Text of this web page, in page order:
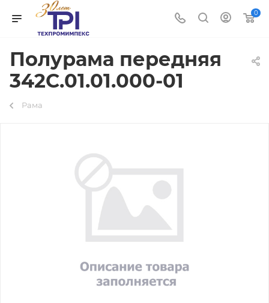
0
Полурама передняя
342С.01.01.000-01
Рама